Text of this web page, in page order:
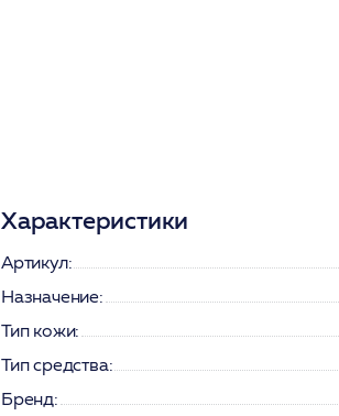
Характеристики
Артикул:
Назначение:
Тип кожи:
Тип средства:
Бренд: